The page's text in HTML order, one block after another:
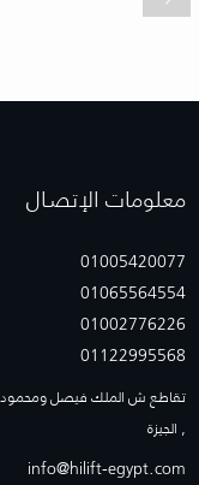
معلومات الإتصـال
01005420077
01065564554
01002776226
01122995568
تقاطع ش الملك فيصل ومحمود
, الجيزة
info@hilift-egypt.com